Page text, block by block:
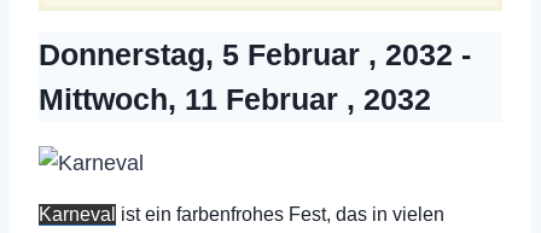
Donnerstag, 5 Februar , 2032 -
Mittwoch, 11 Februar , 2032
Karneval ist ein farbenfrohes Fest, das in vielen